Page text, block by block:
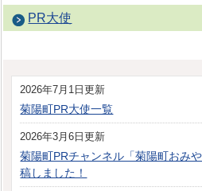
PR大使
2026年7月1日更新
菊陽町PR大使一覧
2026年3月6日更新
菊陽町PRチャンネル「菊陽町おみ
稿しました！